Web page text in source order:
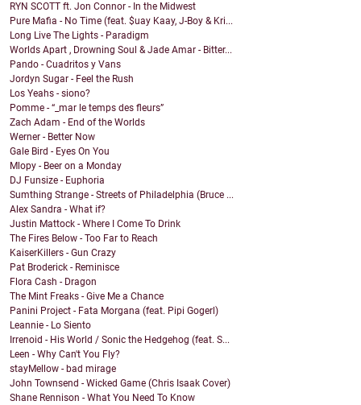
RYN SCOTT ft. Jon Connor - In the Midwest
Pure Mafia - No Time (feat. $uay Kaay, J-Boy & Kri...
Long Live The Lights - Paradigm
Worlds Apart , Drowning Soul & Jade Amar - Bitter...
Pando - Cuadritos y Vans
Jordyn Sugar - Feel the Rush
Los Yeahs - siono?
Pomme - “_mar le temps des fleurs”
Zach Adam - End of the Worlds
Werner - Better Now
Gale Bird - Eyes On You
Mlopy - Beer on a Monday
DJ Funsize - Euphoria
Sumthing Strange - Streets of Philadelphia (Bruce ...
Alex Sandra - What if?
Justin Mattock - Where I Come To Drink
The Fires Below - Too Far to Reach
KaiserKillers - Gun Crazy
Pat Broderick - Reminisce
Flora Cash - Dragon
The Mint Freaks - Give Me a Chance
Panini Project - Fata Morgana (feat. Pipi Gogerl)
Leannie - Lo Siento
Irrenoid - His World / Sonic the Hedgehog (feat. S...
Leen - Why Can't You Fly?
stayMellow - bad mirage
John Townsend - Wicked Game (Chris Isaak Cover)
Shane Rennison - What You Need To Know